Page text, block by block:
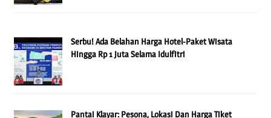
Serbu! Ada Belahan Harga Hotel-Paket Wisata
Hingga Rp 1 Juta Selama Idulfitri
Pantai Klayar: Pesona, Lokasi Dan Harga Tiket